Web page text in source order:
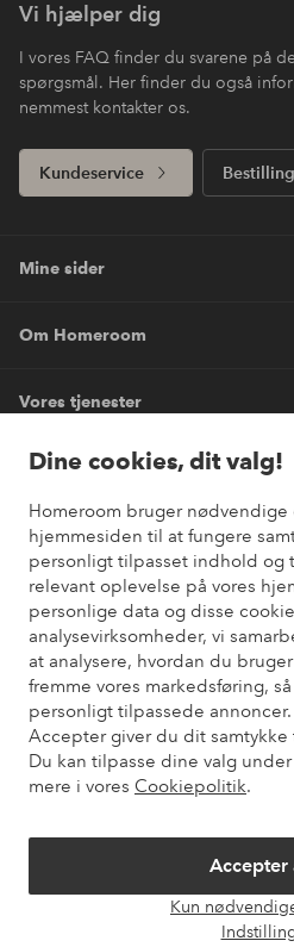
Dine cookies, dit valg!
Homeroom bruger nødvendige
hjemmesiden til at fungere
personligt tilpasset indhold og
relevant oplevelse på vores
personlige data og disse
analysevirksomheder, vi
at analysere, hvordan du
fremme vores markedsføring,
personligt tilpassede
Accepter giver du dit samtykke
Du kan tilpasse dine valg
mere i vores Cookiepolitik.
Accepter
Kun
Vi hjælper dig
I vores FAQ finder du svarene på
spørgsmål. Her finder du også
nemmest kontakter os.
Kundeservice Bestilling
Mine sider
Om Homeroom
Vores tjenester
Vilkår
Venner
Sikre
Vil du vide mere om vores
elpy